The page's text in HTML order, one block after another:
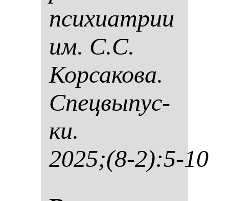
пси­хи­ат­рии
им. С.С.
Кор­са­ко­ва.
Спец­вы­пус­
ки.
2025;(8-2):5-10